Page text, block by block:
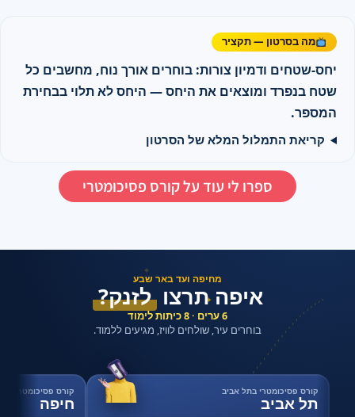
מה בסרטון — תקציר
יחס-שטחים ודמיון צורות: בוחרים אורך נוח, מחשבים כל
שטח בנפרד ומוצאים את היחס — היחס לא תלוי בבחירת
המספר.
קריאת התמלול המלא של הסרטון
ספרו לי עוד על קורס פסיכומטרי
✦
✦
מחיפה ועד באר שבע
איפה תרצולזנק?
6 ערים · 8 כיתות לימוד
בוחרים עיר, שולחים לוויז, מגיעים ללמוד.
קורס פסיכומטרי בתל אביב
תל אביב
קורס פסיכומטרי
חיפה